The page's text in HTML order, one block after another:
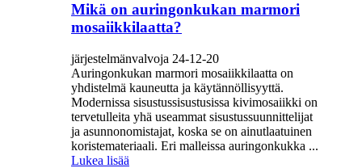
Mikä on auringonkukan marmori
mosaiikkilaatta?
järjestelmänvalvoja 24-12-20
Auringonkukan marmori mosaiikkilaatta on
yhdistelmä kauneutta ja käytännöllisyyttä.
Modernissa sisustussisustusissa kivimosaiikki on
tervetulleita yhä useammat sisustussuunnittelijat
ja asunnonomistajat, koska se on ainutlaatuinen
koristemateriaali. Eri malleissa auringonkukka ...
Lukea lisää